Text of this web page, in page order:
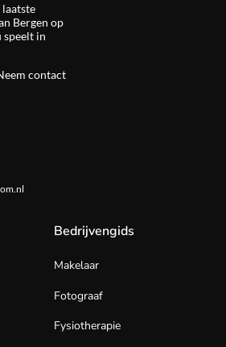
Bergen op
speelt in
contact
Bedrijvengids
Makelaar
Fotograaf
Fysiotherapie